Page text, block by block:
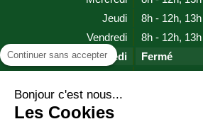
Jeudi
8h - 12h,
Vendredi
8h - 12h,
Samedi
Fermé
Prendre rendez-
Continuer sans accepter
Bonjour c'est nous...
Les Cookies